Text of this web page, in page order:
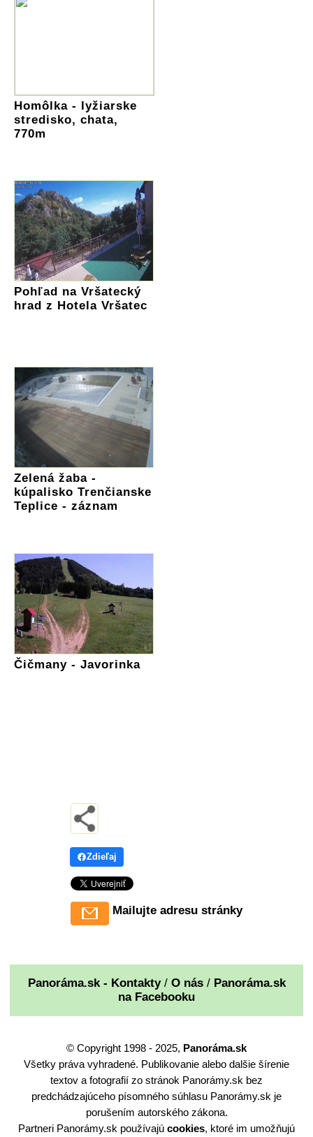
Homôlka - lyžiarske
stredisko, chata,
770m
Pohľad na Vršatecký
hrad z Hotela Vršatec
Zelená žaba -
kúpalisko Trenčianske
Teplice - záznam
Čičmany - Javorinka
Zdieľaj
Mailujte adresu stránky
Panoráma.sk - Kontakty/ O nás/ Panoráma.sk
na Facebooku
© Copyright 1998 - 2025, Panoráma.sk
Všetky práva vyhradené. Publikovanie alebo dalšie šírenie
textov a fotografií zo stránok Panorámy.sk bez
predchádzajúceho písomného súhlasu Panorámy.sk je
porušením autorského zákona.
Partneri Panorámy.sk používajú cookies, ktoré im umožňujú